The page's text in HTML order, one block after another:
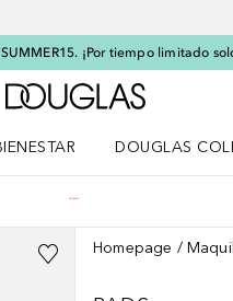
¡Por tiempo limitado
A Douglas
DOUGLAS
Homepage